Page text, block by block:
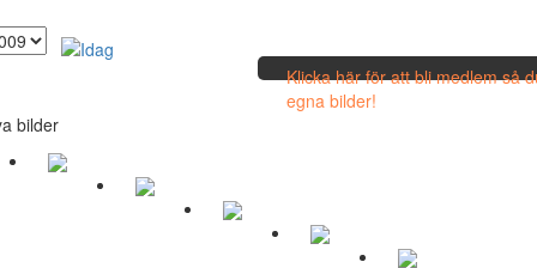
Klicka här för att bli medlem så
egna bilder!
bilder